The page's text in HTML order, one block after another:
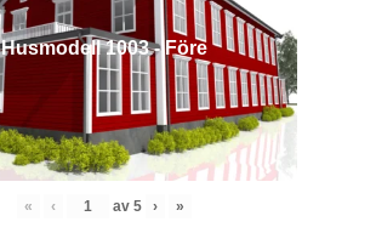
Husmodell 1003 - Före
« ‹ av 5 › »